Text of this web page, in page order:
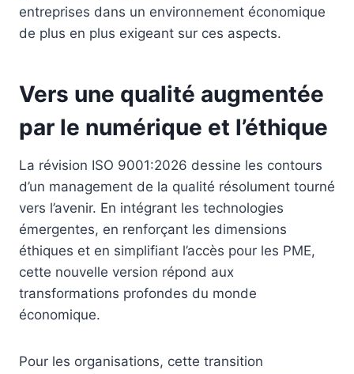
entreprises dans un environnement économique
de plus en plus exigeant sur ces aspects.
Vers une qualité augmentée
par le numérique et l’éthique
La révision ISO 9001:2026 dessine les contours
d’un management de la qualité résolument tourné
vers l’avenir. En intégrant les technologies
émergentes, en renforçant les dimensions
éthiques et en simplifiant l’accès pour les PME,
cette nouvelle version répond aux
transformations profondes du monde
économique.
Pour les organisations, cette transition